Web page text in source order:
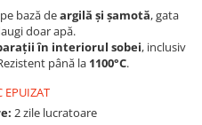
bază deargilă și șamotă, gata
doar apă.
în interiorul sobei, inclusiv
până la 1100°C.
EPUIZAT
2 zile lucratoare